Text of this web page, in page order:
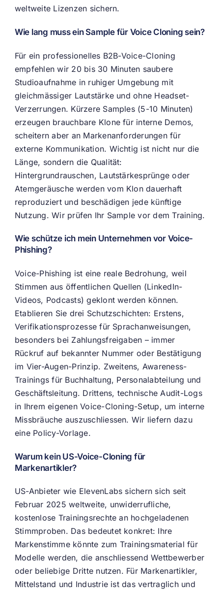
weltweite Lizenzen sichern.
Wie lang muss ein Sample für Voice Cloning sein?
Für ein professionelles B2B-Voice-Cloning
empfehlen wir 20 bis 30 Minuten saubere
Studioaufnahme in ruhiger Umgebung mit
gleichmässiger Lautstärke und ohne Headset-
Verzerrungen. Kürzere Samples (5-10 Minuten)
erzeugen brauchbare Klone für interne Demos,
scheitern aber an Markenanforderungen für
externe Kommunikation. Wichtig ist nicht nur die
Länge, sondern die Qualität:
Hintergrundrauschen, Lautstärkesprünge oder
Atemgeräusche werden vom Klon dauerhaft
reproduziert und beschädigen jede künftige
Nutzung. Wir prüfen Ihr Sample vor dem Training.
Wie schütze ich mein Unternehmen vor Voice-
Phishing?
Voice-Phishing ist eine reale Bedrohung, weil
Stimmen aus öffentlichen Quellen (LinkedIn-
Videos, Podcasts) geklont werden können.
Etablieren Sie drei Schutzschichten: Erstens,
Verifikationsprozesse für Sprachanweisungen,
besonders bei Zahlungsfreigaben – immer
Rückruf auf bekannter Nummer oder Bestätigung
im Vier-Augen-Prinzip. Zweitens, Awareness-
Trainings für Buchhaltung, Personalabteilung und
Geschäftsleitung. Drittens, technische Audit-Logs
in Ihrem eigenen Voice-Cloning-Setup, um interne
Missbräuche auszuschliessen. Wir liefern dazu
eine Policy-Vorlage.
Warum kein US-Voice-Cloning für
Markenartikler?
US-Anbieter wie ElevenLabs sichern sich seit
Februar 2025 weltweite, unwiderrufliche,
kostenlose Trainingsrechte an hochgeladenen
Stimmproben. Das bedeutet konkret: Ihre
Markenstimme könnte zum Trainingsmaterial für
Modelle werden, die anschliessend Wettbewerber
oder beliebige Dritte nutzen. Für Markenartikler,
Mittelstand und Industrie ist das vertraglich und